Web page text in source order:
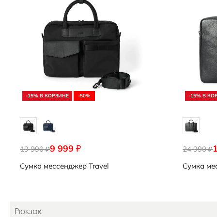
-15% В КОРЗИНЕ -50%
9 999 ₽
19 990₽
9108211/90000
Сумка мессенджер Travel
-15% В
24 990₽
9108283/
Сумка
Рюкзак